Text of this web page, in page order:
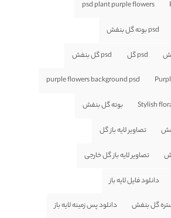
psd plant purple flowers
psd بوته گل بنفش
psd گل psd گل بنفش
purple flowers background psd
Stylish بوته گل بنفش
تصاویر لایه باز گل
تصاویر لایه باز گل خارجی
دانلود فایل لایه باز
گل بنفش دانلود پس زمینه لایه باز